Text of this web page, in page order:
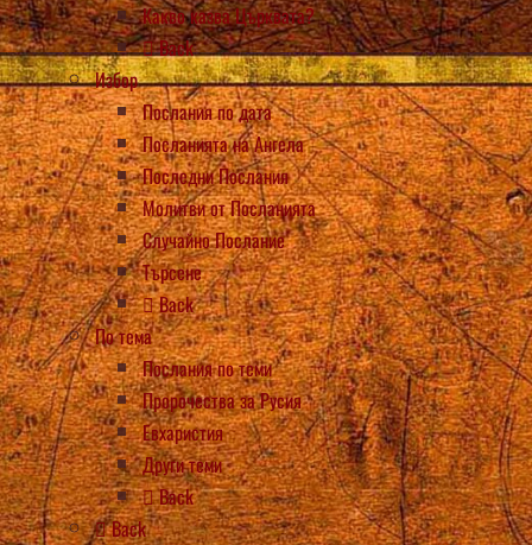
Какво казва Църквата?
Back
Избор
Послания по дата
Посланията на Ангела
Последни Послания
Молитви от Посланията
Случайно Послание
Търсене
Back
По тема
Послания по теми
Пророчества за Русия
Евхаристия
Други теми
Back
Back